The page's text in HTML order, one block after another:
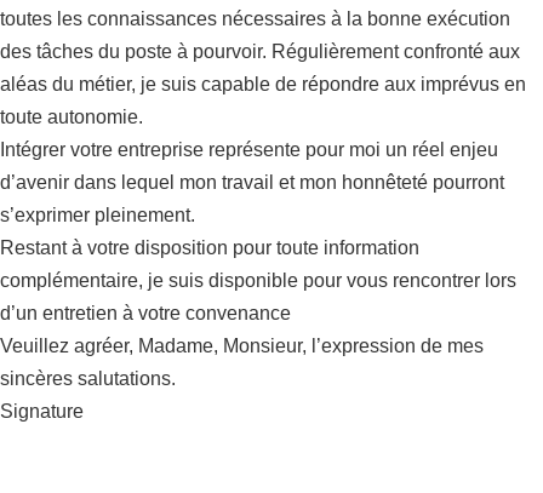
toutes les connaissances nécessaires à la bonne exécution
des tâches du poste à pourvoir. Régulièrement confronté aux
aléas du métier, je suis capable de répondre aux imprévus en
toute autonomie.
Intégrer votre entreprise représente pour moi un réel enjeu
d’avenir dans lequel mon travail et mon honnêteté pourront
s’exprimer pleinement.
Restant à votre disposition pour toute information
complémentaire, je suis disponible pour vous rencontrer lors
d’un entretien à votre convenance
Veuillez agréer, Madame, Monsieur, l’expression de mes
sincères salutations.
Signature